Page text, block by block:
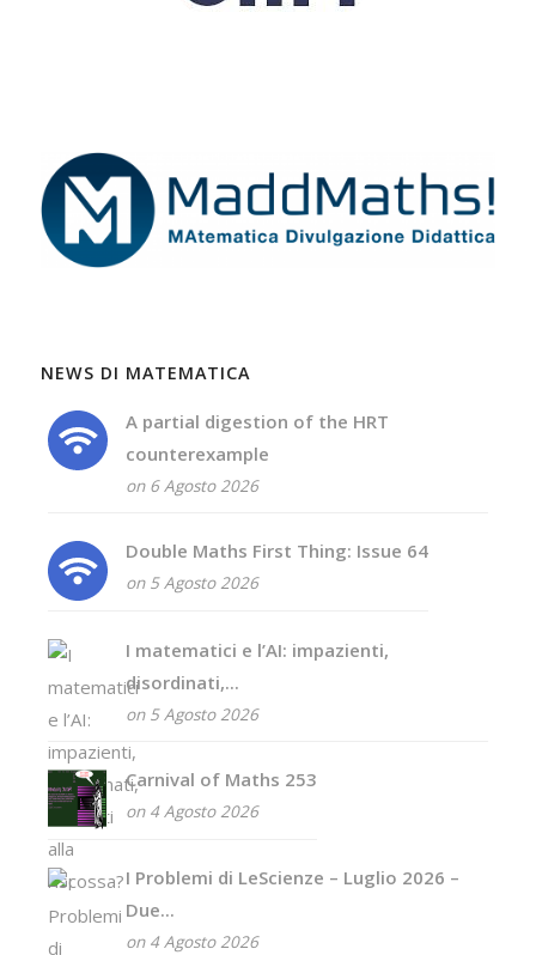
NEWS DI MATEMATICA
A partial digestion of the HRT
counterexample
on 6 Agosto 2026
Double Maths First Thing: Issue 64
on 5 Agosto 2026
I matematici e l’AI: impazienti,
disordinati,...
on 5 Agosto 2026
Carnival of Maths 253
on 4 Agosto 2026
I Problemi di LeScienze – Luglio 2026 –
Due...
on 4 Agosto 2026